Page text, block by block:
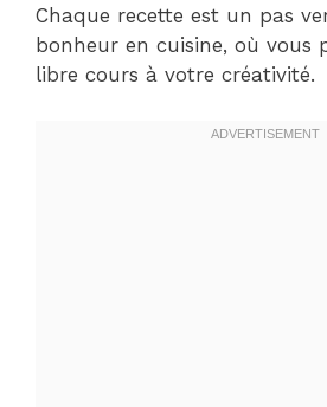
Chaque recette est un pas
bonheur en cuisine, où vous
libre cours à votre créativité.